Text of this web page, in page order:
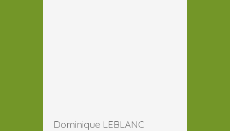
Dominique LEBLANC